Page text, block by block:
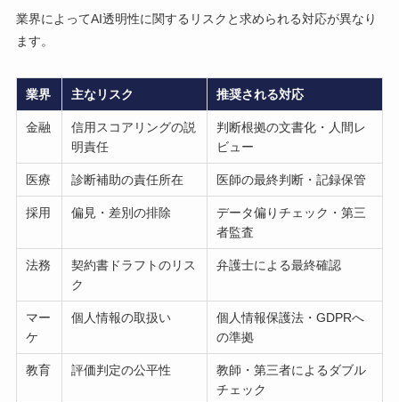
業界によってAI透明性に関するリスクと求められる対応が異なり
ます。
業界 主なリスク 推奨される対応
金融
信用スコアリングの説
明責任
判断根拠の文書化・人間レ
ビュー
医療 診断補助の責任所在 医師の最終判断・記録保管
採用 偏見・差別の排除
データ偏りチェック・第三
者監査
法務
契約書ドラフトのリス
ク
弁護士による最終確認
マー
ケ
個人情報の取扱い
個人情報保護法・GDPRへ
の準拠
教育 評価判定の公平性
教師・第三者によるダブル
チェック